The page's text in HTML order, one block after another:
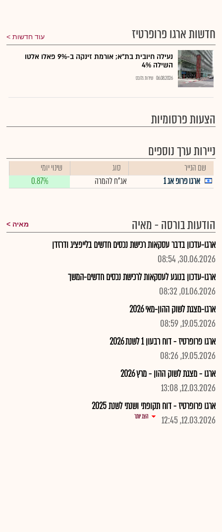
חדשות ארגו פרופרטיז עוד חדשות
נעילה חיובית בת"א; אורמת זינקה ב-9% פאלו אלטו
השילה 4%
06.08.2026 שירות גלובס
הצעות פרסומיות
ניירות ערך נוספים
שם הנייר סוג
שינוי יומי
ארגו פרופ אג 1
אג"ח להמרה 0.87%
הודעות בורסה - מאיה מאיה
ארגו-עדכון בדבר עסקאות רכישת נכסים חדשים בלייפציג ודרזדן
30.06.2026, 08:54
ארגו-עדכון בנוגע לעסקאות לרכישת נכסים חדשים-המשך
01.06.2026, 08:32
ארגו-מצגת לשוק ההון-מאי 2026
19.05.2026, 08:59
ארגו פרופרטיז - דוח רבעון 1 לשנת 2026
19.05.2026, 08:26
ארגו - מצגת לשוק ההון - מרץ 2026
12.03.2026, 13:08
ארגו פרופרטיז - דוח תקופתי ושנתי לשנת 2025
12.03.2026, 12:45
הצג יותר